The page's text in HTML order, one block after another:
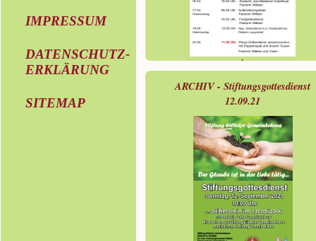
IMPRESSUM
DATENSCHUTZ-
ERKLÄRUNG
SITEMAP
mehr »
ARCHIV - Stiftungsgottesdienst
12.09.21